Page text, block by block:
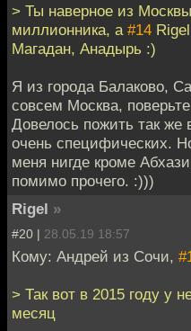
> Ты наверное из
миллионника, а #14
Магадан, Анадырь :)
Я из города Балаково,
совсем Москва,
Довелось пожить так же
очень специфических.
меня нигде кроме
помимо прочего. :)))
Rigel »
#20 | 28.05.19 18:57
Кому: Андрей из Сочи,
> Так вот в 2015 году у
месяц